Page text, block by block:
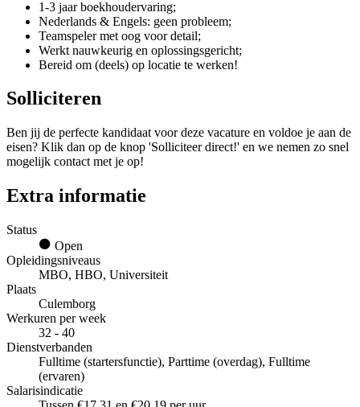
1-3 jaar boekhoudervaring;
Nederlands & Engels: geen probleem;
Teamspeler met oog voor detail;
Werkt nauwkeurig en oplossingsgericht;
Bereid om (deels) op locatie te werken!
Solliciteren
Ben jij de perfecte kandidaat voor deze vacature en voldoe je aan de
eisen? Klik dan op de knop 'Solliciteer direct!' en we nemen zo snel
mogelijk contact met je op!
Extra informatie
Status
Open
Opleidingsniveaus
MBO, HBO, Universiteit
Plaats
Culemborg
Werkuren per week
32 - 40
Dienstverbanden
Fulltime (startersfunctie), Parttime (overdag), Fulltime
(ervaren)
Salarisindicatie